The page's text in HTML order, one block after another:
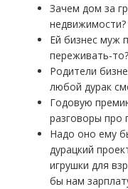
Зачем дом за
недвижимости?
Ей бизнес муж
переживать-то?
Родители
любой дурак
Годовую
разговоры про
Надо оно ему
дурацкий
игрушки для
бы нам